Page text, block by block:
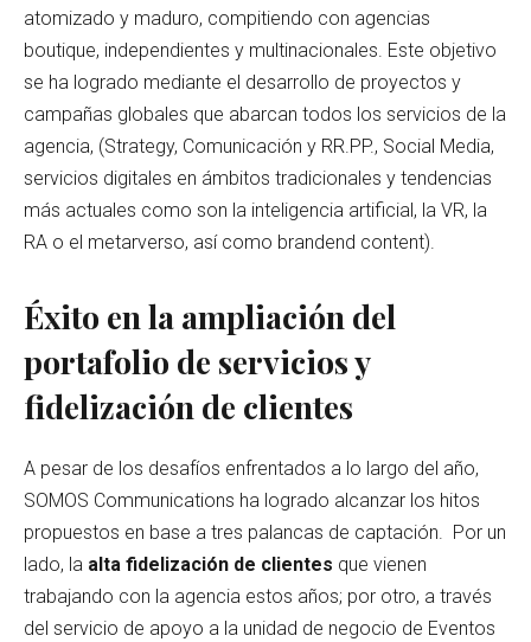
atomizado y maduro, compitiendo con agencias
boutique, independientes y multinacionales. Este objetivo
se ha logrado mediante el desarrollo de proyectos y
campañas globales que abarcan todos los servicios de la
agencia, (Strategy, Comunicación y RR.PP., Social Media,
servicios digitales en ámbitos tradicionales y tendencias
más actuales como son la inteligencia artificial, la VR, la
RA o el metarverso, así como brandend content).
Éxito en la ampliación del
portafolio de servicios y
fidelización de clientes
A pesar de los desafíos enfrentados a lo largo del año,
SOMOS Communications ha logrado alcanzar los hitos
propuestos en base a tres palancas de captación. Por un
lado, la alta fidelización de clientes que vienen
trabajando con la agencia estos años; por otro, a través
del servicio de apoyo a la unidad de negocio de Eventos